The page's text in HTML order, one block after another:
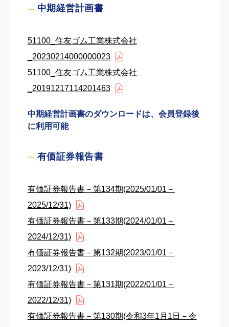
中期経営計画書
51100_住友ゴム工業株式会社
_20230214000000023
51100_住友ゴム工業株式会社
_20191217114201463
中期経営計画書のダウンロードは、会員登録後
に利用可能
有価証券報告書
有価証券報告書－第134期(2025/01/01－
2025/12/31)
有価証券報告書－第133期(2024/01/01－
2024/12/31)
有価証券報告書－第132期(2023/01/01－
2023/12/31)
有価証券報告書－第131期(2022/01/01－
2022/12/31)
有価証券報告書－第130期(令和3年1月1日－令